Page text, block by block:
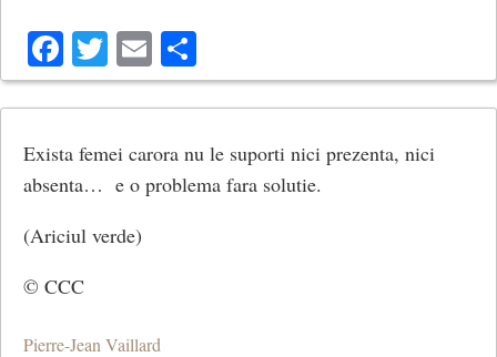
Facebook
Twitter
Email
Exista femei carora nu le suporti nici prezenta, nici
absenta… e o problema fara solutie.
(Ariciul verde)
© CCC
Pierre-Jean Vaillard